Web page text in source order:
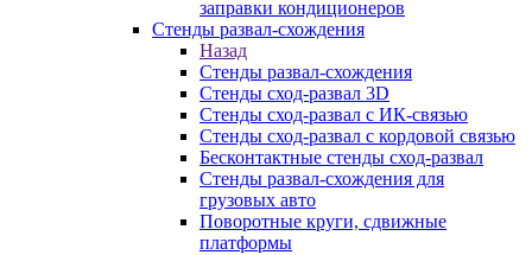
заправки кондиционеров
Стенды развал-схождения
Назад
Стенды развал-схождения
Стенды сход-развал 3D
Стенды сход-развал с ИК-связью
Стенды сход-развал с кордовой связью
Бесконтактные стенды сход-развал
Стенды развал-схождения для
грузовых авто
Поворотные круги, сдвижные
платформы